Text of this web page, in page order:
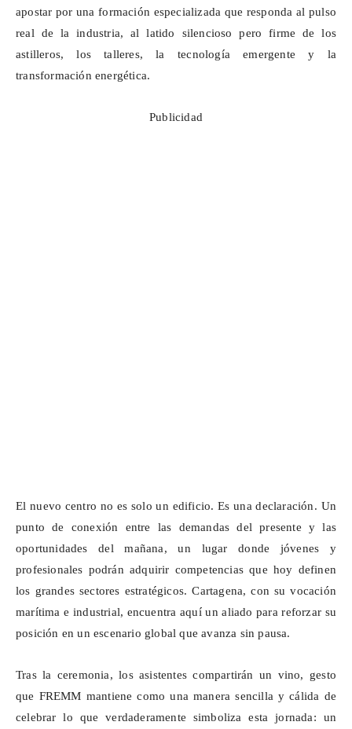
apostar por una formación especializada que responda al pulso
real de la industria, al latido silencioso pero firme de los
astilleros, los talleres, la tecnología emergente y la
transformación energética.
Publicidad
El nuevo centro no es solo un edificio. Es una declaración. Un
punto de conexión entre las demandas del presente y las
oportunidades del mañana, un lugar donde jóvenes y
profesionales podrán adquirir competencias que hoy definen
los grandes sectores estratégicos. Cartagena, con su vocación
marítima e industrial, encuentra aquí un aliado para reforzar su
posición en un escenario global que avanza sin pausa.
Tras la ceremonia, los asistentes compartirán un vino, gesto
que FREMM mantiene como una manera sencilla y cálida de
celebrar lo que verdaderamente simboliza esta jornada: un